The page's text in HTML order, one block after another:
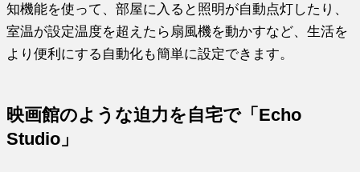
知機能を使って、部屋に入ると照明が自動点灯したり、
室温が設定温度を超えたら扇風機を動かすなど、生活を
より便利にする自動化も簡単に設定できます。
映画館のような迫力を自宅で「Echo
Studio」